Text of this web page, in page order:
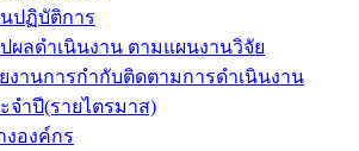
ปฏิบัติการ
ผลดำเนินงาน ตามแผนงานวิจัย
งานการกำกับติดตามการดำเนินงาน
จำปี(รายไตรมาส)
งองค์กร